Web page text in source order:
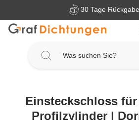
Zum Hauptinhalt springen30 Tage
Einsteckschloss
Profilzylinder |